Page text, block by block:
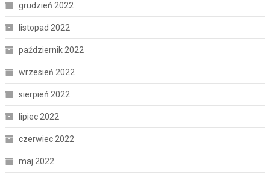
grudzień 2022
listopad 2022
październik 2022
wrzesień 2022
sierpień 2022
lipiec 2022
czerwiec 2022
maj 2022